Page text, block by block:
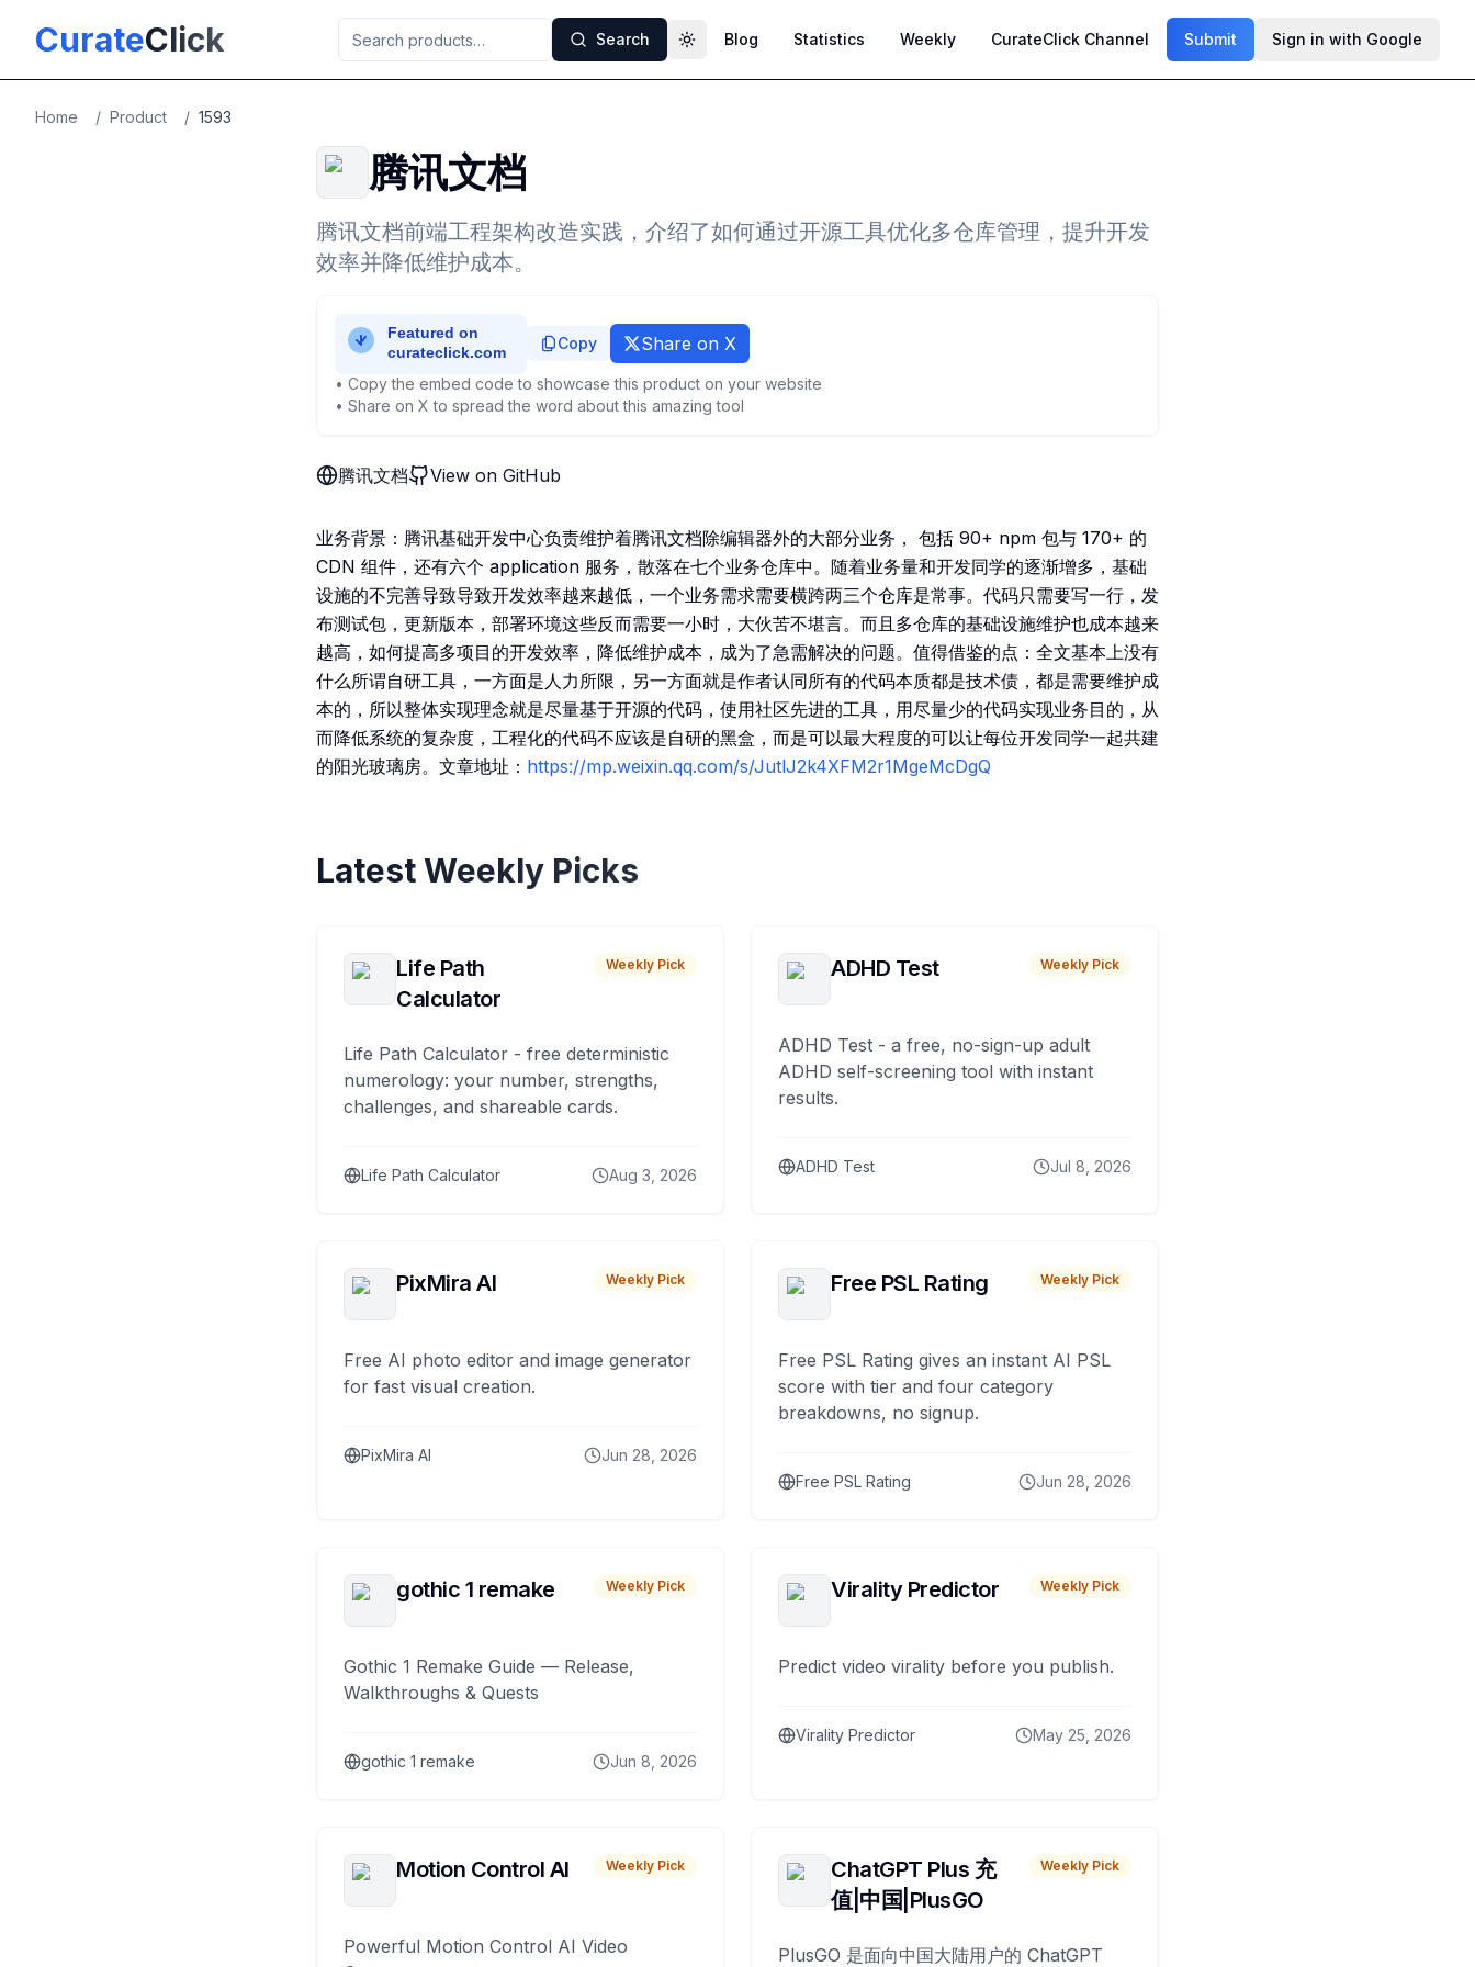
CurateClick Search Toggle theme
Blog Statistics Weekly CurateClick Channel Submit Sign in with Google
Home / Product / 1593
腾讯文档
腾讯文档前端工程架构改造实践，介绍了如何通过开源工具优化多仓库管理，提升开发
效率并降低维护成本。
Copy Share on X
• Copy the embed code to showcase this product on your website
• Share on X to spread the word about this amazing tool
腾讯文档 View on GitHub
业务背景：腾讯基础开发中心负责维护着腾讯文档除编辑器外的大部分业务， 包括 90+ npm 包与 170+ 的
CDN 组件，还有六个 application 服务，散落在七个业务仓库中。随着业务量和开发同学的逐渐增多，基础
设施的不完善导致导致开发效率越来越低，一个业务需求需要横跨两三个仓库是常事。代码只需要写一行，发
布测试包，更新版本，部署环境这些反而需要一小时，大伙苦不堪言。而且多仓库的基础设施维护也成本越来
越高，如何提高多项目的开发效率，降低维护成本，成为了急需解决的问题。值得借鉴的点：全文基本上没有
什么所谓自研工具，一方面是人力所限，另一方面就是作者认同所有的代码本质都是技术债，都是需要维护成
本的，所以整体实现理念就是尽量基于开源的代码，使用社区先进的工具，用尽量少的代码实现业务目的，从
而降低系统的复杂度，工程化的代码不应该是自研的黑盒，而是可以最大程度的可以让每位开发同学一起共建
的阳光玻璃房。文章地址： https://mp.weixin.qq.com/s/JutlJ2k4XFM2r1MgeMcDgQ
Latest Weekly Picks
Life Path
Calculator
Weekly Pick
Life Path Calculator - free deterministic
numerology: your number, strengths,
challenges, and shareable cards.
Life Path Calculator Aug 3, 2026
ADHD Test Weekly Pick
ADHD Test - a free, no-sign-up adult
ADHD self-screening tool with instant
results.
ADHD Test Jul 8, 2026
PixMira AI Weekly Pick
Free AI photo editor and image generator
for fast visual creation.
PixMira AI Jun 28, 2026
Free PSL Rating Weekly Pick
Free PSL Rating gives an instant AI PSL
score with tier and four category
breakdowns, no signup.
Free PSL Rating Jun 28, 2026
gothic 1 remake Weekly Pick
Gothic 1 Remake Guide — Release,
Walkthroughs & Quests
gothic 1 remake Jun 8, 2026
Virality Predictor Weekly Pick
Predict video virality before you publish.
Virality Predictor May 25, 2026
Motion Control AI Weekly Pick
Powerful Motion Control AI Video
ChatGPT Plus 充
值|中国|PlusGO
Weekly Pick
PlusGO 是面向中国大陆用户的 ChatGPT